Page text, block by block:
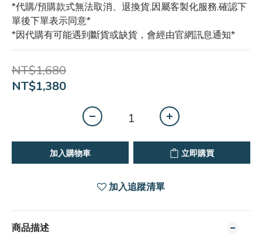
*代購/預購款式無法取消、退換貨,因屬客製化服務,確認下
單後下單表示同意*
*因代購有可能遇到斷貨或缺貨，會經由官網訊息通知*
NT$1,680
NT$1,380
加入購物車 立即購買
加入追蹤清單
商品描述